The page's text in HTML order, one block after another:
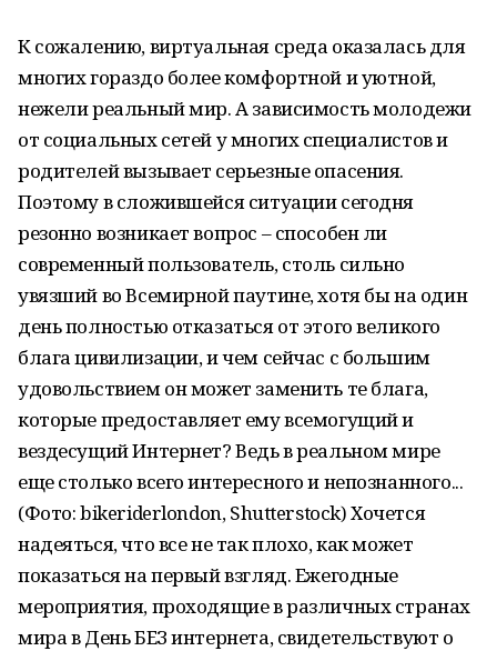
К сожалению, виртуальная среда оказалась для
многих гораздо более комфортной и уютной,
нежели реальный мир. А зависимость молодежи
от социальных сетей у многих специалистов и
родителей вызывает серьезные опасения.
Поэтому в сложившейся ситуации сегодня
резонно возникает вопрос – способен ли
современный пользователь, столь сильно
увязший во Всемирной паутине, хотя бы на один
день полностью отказаться от этого великого
блага цивилизации, и чем сейчас с большим
удовольствием он может заменить те блага,
которые предоставляет ему всемогущий и
вездесущий Интернет? Ведь в реальном мире
еще столько всего интересного и непознанного...
(Фото: bikeriderlondon, Shutterstock) Хочется
надеяться, что все не так плохо, как может
показаться на первый взгляд. Ежегодные
мероприятия, проходящие в различных странах
мира в День БЕЗ интернета, свидетельствуют о